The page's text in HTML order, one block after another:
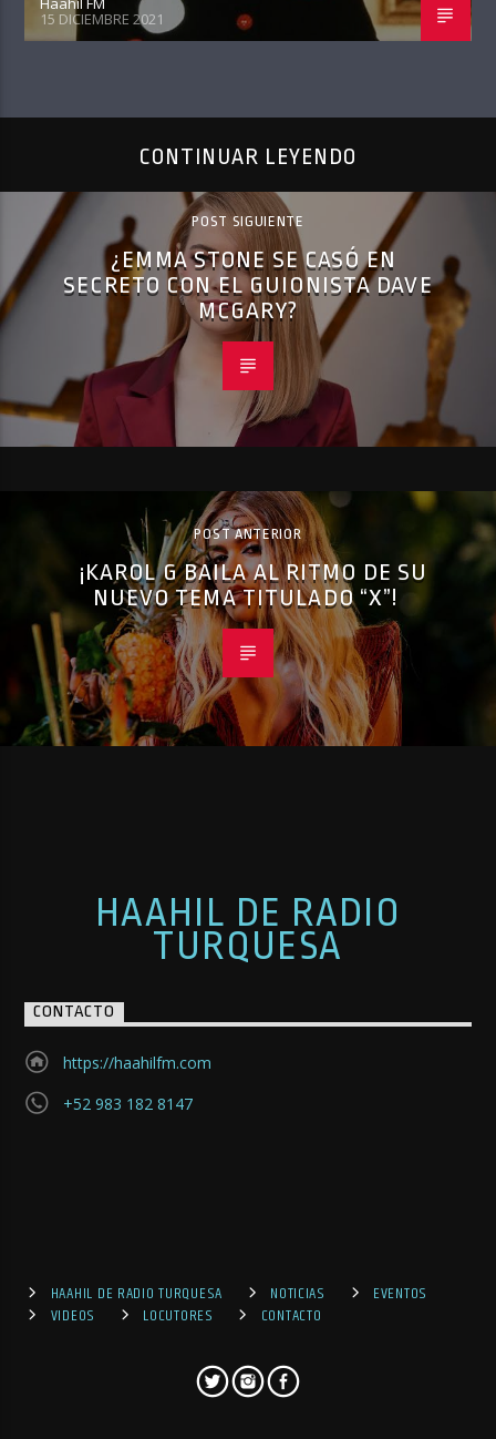
15 DICIEMBRE 2021
CONTINUAR LEYENDO
POST SIGUIENTE
¿EMMA STONE SE CASÓ EN
SECRETO CON EL GUIONISTA DAVE
MCGARY?
POST ANTERIOR
¡KAROL G BAILA AL RITMO DE SU
NUEVO TEMA TITULADO “X”!
HAAHIL DE RADIO
TURQUESA
CONTACTO
https://haahilfm.com
+52 983 182 8147
HAAHIL DE RADIO TURQUESA NOTICIAS
EVENTOS
VIDEOS
LOCUTORES CONTACTO